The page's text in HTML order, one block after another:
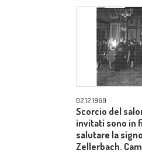
02.12.1960
Scorcio del
invitati sono in
salutare la
Zellerbach.